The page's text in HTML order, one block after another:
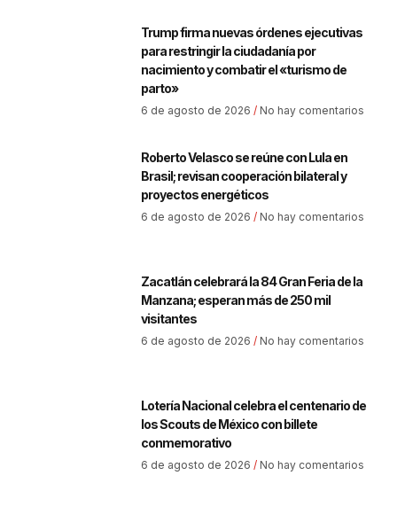
Trump firma nuevas órdenes ejecutivas
para restringir la ciudadanía por
nacimiento y combatir el «turismo de
parto»
6 de agosto de 2026 No hay comentarios
Roberto Velasco se reúne con Lula en
Brasil; revisan cooperación bilateral y
proyectos energéticos
6 de agosto de 2026 No hay comentarios
Zacatlán celebrará la 84 Gran Feria de la
Manzana; esperan más de 250 mil
visitantes
6 de agosto de 2026 No hay comentarios
Lotería Nacional celebra el centenario de
los Scouts de México con billete
conmemorativo
6 de agosto de 2026 No hay comentarios